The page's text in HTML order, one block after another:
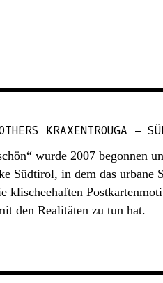
KRAXENTROUGA –
wurde 2007 begonnen
Südtirol, in dem das
klischeehaften
den Realitäten zu tun hat.